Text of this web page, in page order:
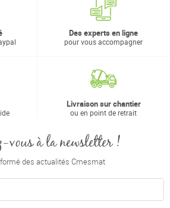
Des experts en ligne
pour vous accompagner
Livraison sur chantier
ou en point de retrait
vous à la newsletter !
des actualités Cmesmat